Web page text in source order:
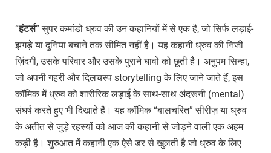
“हंटर्स” सुपर कमांडो ध्रुव की उन कहानियों में से एक है, जो सिर्फ लड़ाई-
झगड़े या दुनिया बचाने तक सीमित नहीं है। यह कहानी ध्रुव की निजी
ज़िंदगी, उसके परिवार और उसके पुराने घावों को छूती है। अनुपम सिन्हा,
जो अपनी गहरी और दिलचस्प storytelling के लिए जाने जाते हैं, इस
कॉमिक में ध्रुव को शारीरिक लड़ाई के साथ-साथ अंदरूनी (mental)
संघर्ष करते हुए भी दिखाते हैं। यह कॉमिक “बालचरित” सीरीज़ या ध्रुव
के अतीत से जुड़े रहस्यों को आज की कहानी से जोड़ने वाली एक अहम
कड़ी है। शुरुआत में कहानी एक ऐसे डर से खुलती है जो ध्रुव के लिए